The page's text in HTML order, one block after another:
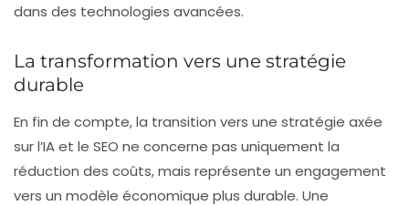
dans des technologies avancées.
La transformation vers une stratégie
durable
En fin de compte, la transition vers une stratégie axée
sur l’IA et le SEO ne concerne pas uniquement la
réduction des coûts, mais représente un engagement
vers un modèle économique plus durable. Une